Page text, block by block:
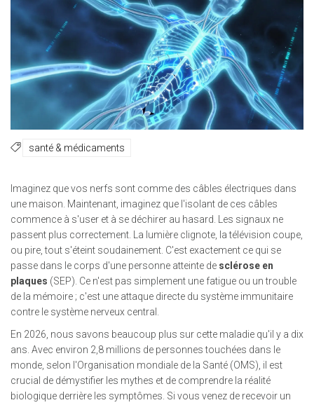
santé & médicaments
Imaginez que vos nerfs sont comme des câbles électriques dans
une maison. Maintenant, imaginez que l'isolant de ces câbles
commence à s'user et à se déchirer au hasard. Les signaux ne
passent plus correctement. La lumière clignote, la télévision coupe,
ou pire, tout s'éteint soudainement. C'est exactement ce qui se
passe dans le corps d'une personne atteinte de sclérose en
plaques (SEP). Ce n'est pas simplement une fatigue ou un trouble
de la mémoire ; c'est une attaque directe du système immunitaire
contre le système nerveux central.
En 2026, nous savons beaucoup plus sur cette maladie qu'il y a dix
ans. Avec environ 2,8 millions de personnes touchées dans le
monde, selon l'Organisation mondiale de la Santé (OMS), il est
crucial de démystifier les mythes et de comprendre la réalité
biologique derrière les symptômes. Si vous venez de recevoir un